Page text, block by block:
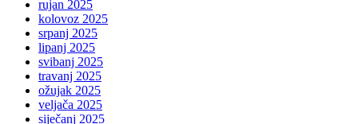
rujan 2025
kolovoz 2025
srpanj 2025
lipanj 2025
svibanj 2025
travanj 2025
ožujak 2025
veljača 2025
siječanj 2025